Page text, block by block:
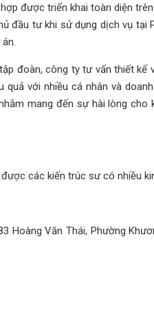
được triển khai toàn diện
đầu tư khi sử dụng dịch vụ
đoàn, công ty tư vấn thiết kế
quả với nhiều cá nhân và
mang đến sự hài lòng cho
các kiến trúc sư có nhiều
Văn Thái, Phường